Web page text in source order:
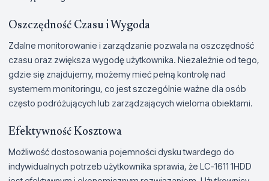
Oszczędność Czasu i Wygoda
Zdalne monitorowanie i zarządzanie pozwala na oszczędność
czasu oraz zwiększa wygodę użytkownika. Niezależnie od tego,
gdzie się znajdujemy, możemy mieć pełną kontrolę nad
systemem monitoringu, co jest szczególnie ważne dla osób
często podróżujących lub zarządzających wieloma obiektami.
Efektywność Kosztowa
Możliwość dostosowania pojemności dysku twardego do
indywidualnych potrzeb użytkownika sprawia, że LC-1611 1HDD